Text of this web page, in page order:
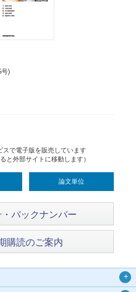
号)
スで電子版を販売しています
と外部サイトに移動します）
論文単位
バックナンバー
購読のご案内